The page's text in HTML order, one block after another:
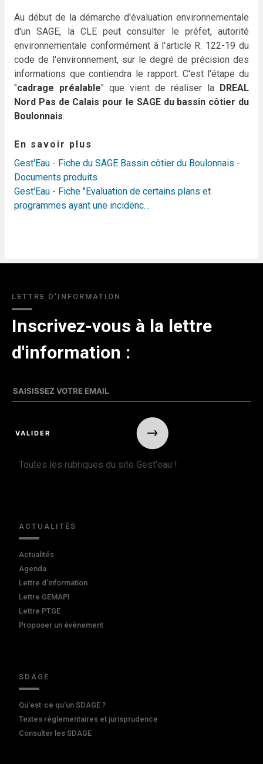
Au début de la démarche d'évaluation environnementale
d'un SAGE, la CLE peut consulter le préfet, autorité
environnementale conformément à l'article R. 122-19 du
code de l'environnement, sur le degré de précision des
informations que contiendra le rapport. C'est l'étape du
"cadrage préalable" que vient de réaliser la DREAL
Nord Pas de Calais pour le SAGE du bassin côtier du
Boulonnais.
En savoir plus
Gest'Eau - Fiche du SAGE Bassin côtier du Boulonnais -
Documents produits
Gest'Eau - Fiche "Evaluation de certains plans et
programmes ayant une incidenc…
LETTRE D'INFORMATION
Inscrivez-vous à la lettre
d'information :
Toutes les rubriques du site Gest'eau !
ACTUALITÉS
Actualités
Agenda
Lettre d'information
Lettre GEMAPI
Lettre PTGE
Proposer un événement
SDAGE
Qu'est-ce qu'un SDAGE ?
Textes réglementaires et jurisprudence
Consulter les SDAGE